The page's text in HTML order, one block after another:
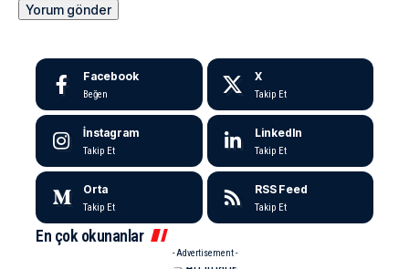
Facebook
Beğen
X
Takip Et
İnstagram
Takip Et
LinkedIn
Takip Et
Orta
Takip Et
RSS Feed
Takip Et
En çok okunanlar
- Advertisement -